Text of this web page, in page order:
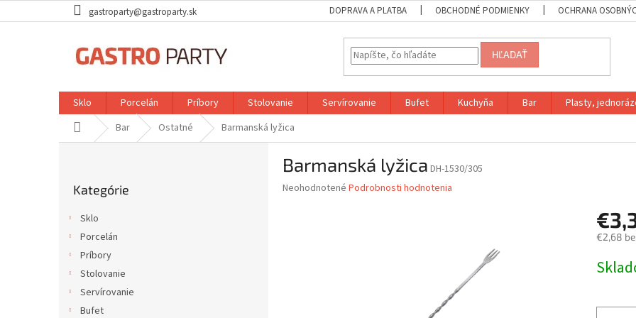
na
gastroparty@gastroparty.sk DOPRAVA A PLATBA OBCHODNÉ PODMIENKY OCHRANA
HĽADAŤ
Sklo Porcelán Príbory Stolovanie Servírovanie Bufet Kuchyňa Bar Plasty,
DomovBar Ostatné Barmanská lyžica
kategórie
Kategórie
Sklo
Porcelán
Príbory
Stolovanie
Servírovanie
Bufet
Barmanská lyžica DH-1530/305
Priemerné
Neohodnotené Podrobnosti hodnotenia
€2,68
cena: